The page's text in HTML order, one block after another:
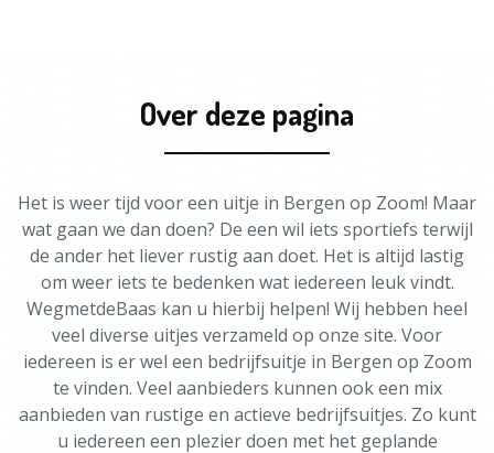
Over deze pagina
Het is weer tijd voor een uitje in Bergen op Zoom! Maar
wat gaan we dan doen? De een wil iets sportiefs terwijl
de ander het liever rustig aan doet. Het is altijd lastig
om weer iets te bedenken wat iedereen leuk vindt.
WegmetdeBaas kan u hierbij helpen! Wij hebben heel
veel diverse uitjes verzameld op onze site. Voor
iedereen is er wel een bedrijfsuitje in Bergen op Zoom
te vinden. Veel aanbieders kunnen ook een mix
aanbieden van rustige en actieve bedrijfsuitjes. Zo kunt
u iedereen een plezier doen met het geplande